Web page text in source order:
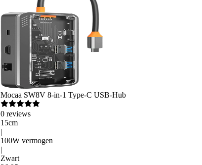
Mocaa SW8V 8-in-1 Type-C USB-Hub
0 reviews
15cm
|
100W vermogen
|
Zwart